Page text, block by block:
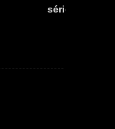
série já tem